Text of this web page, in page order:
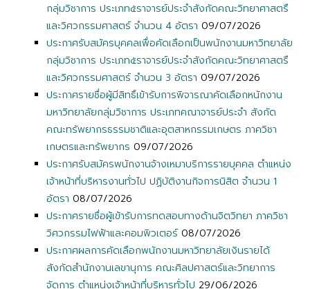
กลุ่มวิชาการ ประเภท๕ราจารย์ประจำสังกัดคณะวิทยาศาสตรื
และวิศวกรรมศาสตร์ จำนวน 4 อัตรา 09/07/2026
ประกาศรับสมัครบุคคลเพื่อคัดเลือกเป็นพนักงานมหาวิทยาลัย
กลุ่มวิชาการ ประเภท๕ราจารย์ประจำสังกัดคณะวิทยาศาสตรื
และวิศวกรรมศาสตร์ จำนวน 3 อัตรา 09/07/2026
ประกาศรายชื่อผู้มีสิทธิ์เข้ารับการพิจารณาคัดเลือกหนักงาน
มหาวิทยาลัยกลุ่มวิชาการ ประเภทคณาจารย์ประจำ สังกัด
คณะทรัพยากรธรรมชาติและอุตสาหกรรมเกษตร ภาควิชา
เกษตรและทรัพยากร 09/07/2026
ประกาศรับสมัครพนักงานจ้างเหมาบริการรายบุคคล ตำแหน่ง
เจ้าหน้าที่บริหารงานทั่วไป ปฏิบัติงานกิจการนิสิต จำนวน 1
อัตรา 08/07/2026
ประกาศรายชื่อผู้เข้ารับการทดสอบทางด้านจิตวิทยา ภาควิชา
วิศวกรรมไฟฟ้าและคอมพิวเตอร์08/07/2026
ประกาศผลการคัดเลือกพนักงานมหาวิทยาลัยเงินรายได้
สังกัดสำนักงานเลขานุการ คณะศิลปศาสตร์และวิทยาการ
จัดการ ตำแหน่งเจ้าหน้าที่บริหารทั่วไป 29/06/2026